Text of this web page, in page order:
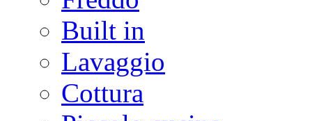
Built in
Lavaggio
Cottura